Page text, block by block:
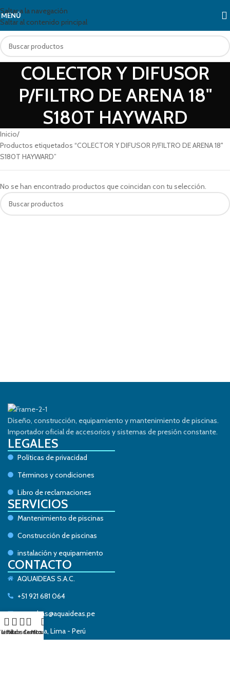
Saltar a la navegación
Saltar al contenido principal
MENÚ
COLECTOR Y DIFUSOR
P/FILTRO DE ARENA 18"
S180T HAYWARD
Inicio
Productos etiquetados “COLECTOR Y DIFUSOR P/FILTRO DE ARENA 18"
S180T HAYWARD”
No se han encontrado productos que coincidan con tu selección.
Diseño, construcción, equipamiento y mantenimiento de piscinas.
Importador oficial de accesorios y sistemas de presión constante.
LEGALES
Políticas de privacidad
Términos y condiciones
Libro de reclamaciones
SERVICIOS
Mantenimiento de piscinas
Construcción de piscinas
instalación y equipamiento
CONTACTO
AQUAIDEAS S.A.C.
+51 921 681 064
consultas@aquaideas.pe
La Molina, Lima - Perú
Filtros
Lista de deseos
Carrito
Mi cuenta